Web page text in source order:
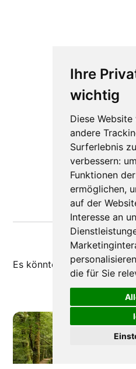
Ihre
wichtig
Diese
andere
Surferlebnis
verbessern:
Funktionen
ermöglichen,
auf der
Interesse an
personalisieren
die für Sie
Es könnte dir auchgefallen